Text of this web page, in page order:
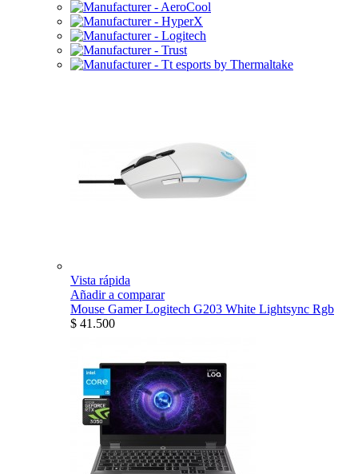
Vista rápida
Añadir a comparar
Mouse Gamer Logitech G203 White Lightsync Rgb
$ 41.500